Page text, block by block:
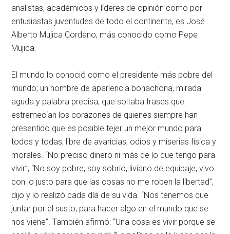
analistas, académicos y líderes de opinión como por
entusiastas juventudes de todo el continente, es José
Alberto Mujica Cordano, más conocido como Pepe
Mujica.
El mundo lo conoció como el presidente más pobre del
mundo; un hombre de apariencia bonachona, mirada
aguda y palabra precisa, que soltaba frases que
estremecían los corazones de quienes siempre han
presentido que es posible tejer un mejor mundo para
todos y todas, libre de avaricias, odios y miserias física y
morales. “No preciso dinero ni más de lo que tengo para
vivir”; “No soy pobre, soy sobrio, liviano de equipaje, vivo
con lo justo para que las cosas no me roben la libertad”,
dijo y lo realizó cada día de su vida. “Nos tenemos que
juntar por el susto, para hacer algo en el mundo que se
nos viene”. También afirmó: “Una cosa es vivir porque se